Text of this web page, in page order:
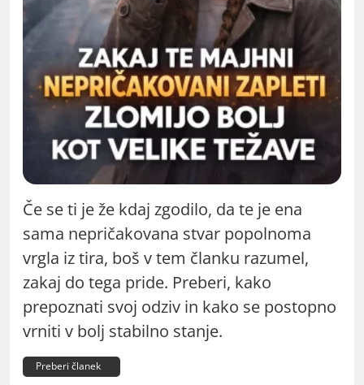
Če se ti je že kdaj zgodilo, da te je ena
sama nepričakovana stvar popolnoma
vrgla iz tira, boš v tem članku razumel,
zakaj do tega pride. Preberi, kako
prepoznati svoj odziv in kako se postopno
vrniti v bolj stabilno stanje.
Preberi članek